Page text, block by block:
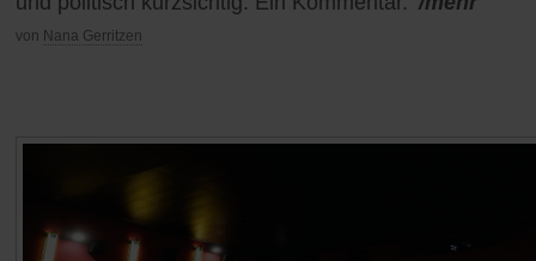
von Nana Gerritzen